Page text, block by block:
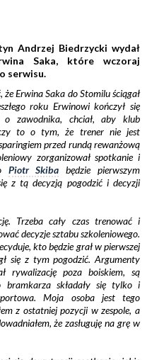
Andrzej Biedrzycki wydał
Saka, które wczoraj
serwisu.
Erwina Saka do Stomilu ściągał
roku Erwinowi kończył się
o zawodnika, chciał, aby klub
to o tym, że trener nie jest
przed rundą rewanżową
zorganizował spotkanie i
Piotr Skiba będzie pierwszym
z tą decyzją pogodzić i decyzji
Trzeba cały czas trenować i
decyzje sztabu szkoleniowego.
kto będzie grał w pierwszej
się z tym pogodzić. Argumenty
rywalizację poza boiskiem, są
bramkarza składały się tylko i
Moja osoba jest tego
z ostatniej pozycji w zespole, a
że zasługuję na grę w